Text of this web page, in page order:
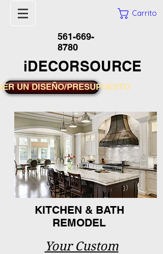
Carrito
561-669-
8780
iDECORSOURCE
UN DISEÑO/PRESUPUESTO
KITCHEN & BATH
REMODEL
Your Custom